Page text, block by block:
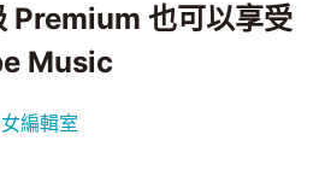
Premium 也可以享受
Music
編輯室